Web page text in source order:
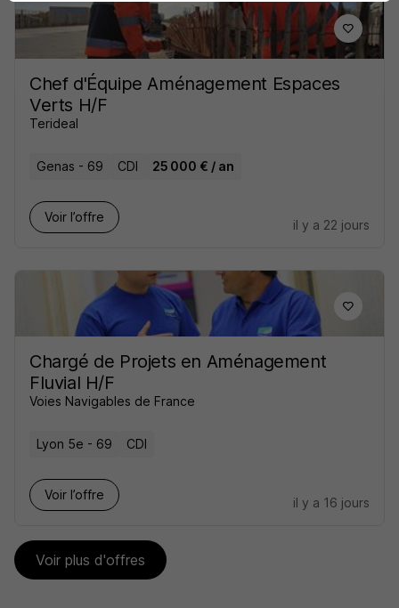
Chef d'Équipe Aménagement Espaces
Verts H/F
Terideal
Genas - 69 CDI 25 000 € / an
Voir l’offre
il y a 22 jours
Chargé de Projets en Aménagement
Fluvial H/F
Voies Navigables de France
Lyon 5e - 69 CDI
Voir l’offre
il y a 16 jours
Voir plus d'offres